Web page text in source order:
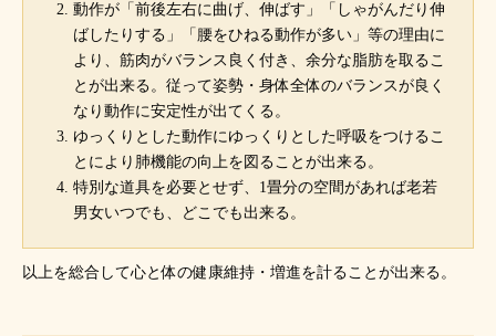
動作が「前後左右に曲げ、伸ばす」「しゃがんだり伸
ばしたりする」「腰をひねる動作が多い」等の理由に
より、筋肉がバランス良く付き、余分な脂肪を取るこ
とが出来る。従って姿勢・身体全体のバランスが良く
なり動作に安定性が出てくる。
ゆっくりとした動作にゆっくりとした呼吸をつけるこ
とにより肺機能の向上を図ることが出来る。
特別な道具を必要とせず、1畳分の空間があれば老若
男女いつでも、どこでも出来る。
以上を総合して心と体の健康維持・増進を計ることが出来る。